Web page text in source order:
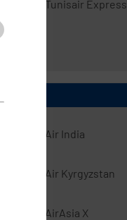
Tunisair Express
Air India
Air Kyrgyzstan
AirAsia X